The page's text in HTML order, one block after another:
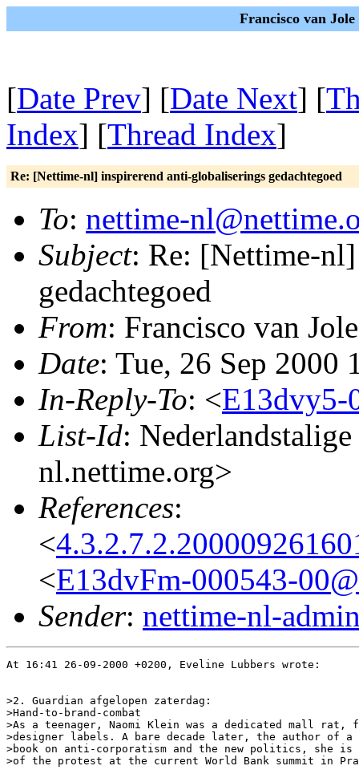
Francisco van Jole
[Date Prev] [Date Next] [
Index] [Thread Index]
Re: [Nettime-nl] inspirerend anti-globaliserings gedachtegoed
To: nettime-
Subject: Re: [Nettime-
gedachtegoed
From: Francisco van
Date: Tue, 26 Sep 2000
In-Reply-To: <E13dvy5-
List-Id:
nl.nettime.org>
References:
<
<E13dvFm-000543-
Sender: nettime-nl-
At 16:41 26-09-2000 +0200, Eveline Lubbers wrote:
>2. Guardian afgelopen zaterdag:
>Hand-to-brand-combat
>As a teenager, Naomi Klein was a dedicated mall rat,
>designer labels. A bare decade later, the author of a
>book on anti-corporatism and the new politics, she
>of the protest at the current World Bank summit in